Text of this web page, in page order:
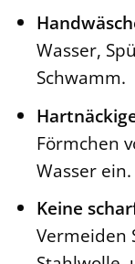
Wasser,
Schwamm.
Förmchen
Wasser ein.
Keine
Vermeiden